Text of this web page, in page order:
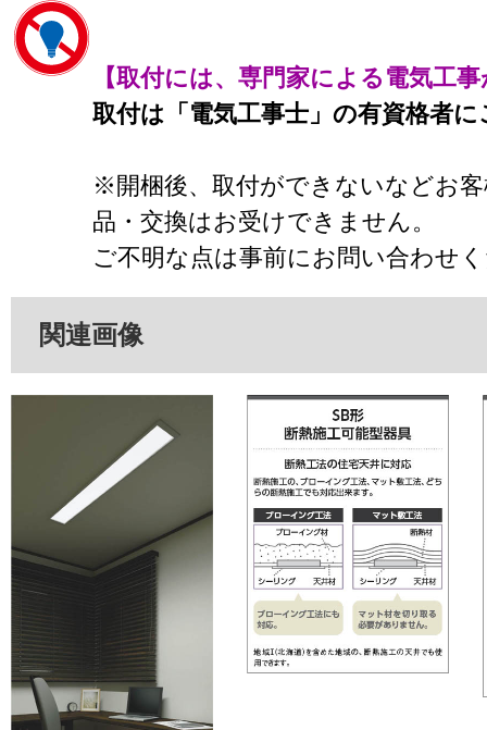
【取付には、専門家による電気工
取付は「電気工事士」の有資格者
※開梱後、取付ができないなどお
品・交換はお受けできません。
ご不明な点は事前にお問い合わせ
関連画像